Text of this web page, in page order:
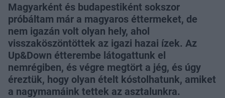
Magyarként és budapestiként sokszor
próbáltam már a magyaros éttermeket, de
nem igazán volt olyan hely, ahol
visszaköszöntöttek az igazi hazai ízek. Az
Up&Down étterembe látogattunk el
nemrégiben, és végre megtört a jég, és úgy
éreztük, hogy olyan ételt kóstolhatunk, amiket
a nagymamáink tettek az asztalunkra.